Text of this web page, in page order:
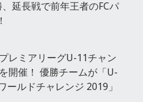
延長戦で前年王者のFCパ
レミアリーグU-11チャン
開催！ 優勝チームが「U-
ールドチャレンジ 2019」